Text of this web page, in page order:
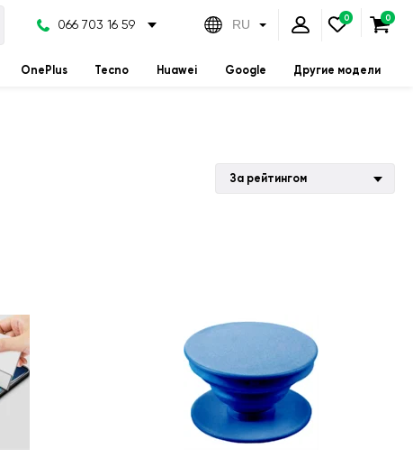
066 703 16 59 RU
OnePlus Tecno Huawei Google Другие модели
За рейтингом